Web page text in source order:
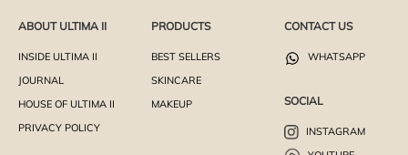
ABOUT ULTIMA II
INSIDE ULTIMA II
JOURNAL
HOUSE OF ULTIMA II
PRIVACY POLICY
PRODUCTS
BEST SELLERS
SKINCARE
MAKEUP
CONTACT US
WHATSAPP
SOCIAL
INSTAGRAM